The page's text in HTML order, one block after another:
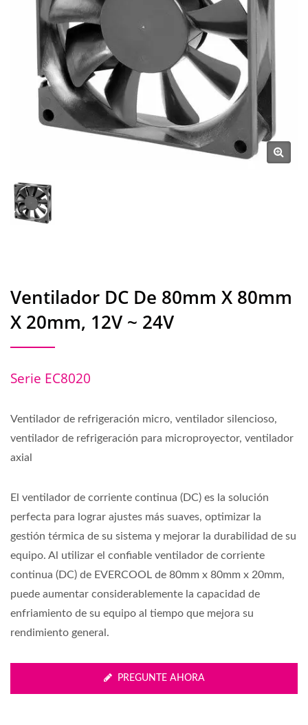
Ventilador DC De 80mm X 80mm
X 20mm, 12V ~ 24V
Serie EC8020
Ventilador de refrigeración micro, ventilador silencioso,
ventilador de refrigeración para microproyector, ventilador
axial
El ventilador de corriente continua (DC) es la solución
perfecta para lograr ajustes más suaves, optimizar la
gestión térmica de su sistema y mejorar la durabilidad de su
equipo. Al utilizar el confiable ventilador de corriente
continua (DC) de EVERCOOL de 80mm x 80mm x 20mm,
puede aumentar considerablemente la capacidad de
enfriamiento de su equipo al tiempo que mejora su
rendimiento general.
PREGUNTE AHORA